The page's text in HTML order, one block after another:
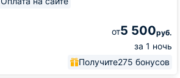
от5 500руб.
за 1 ночь
Получите275 бонусов